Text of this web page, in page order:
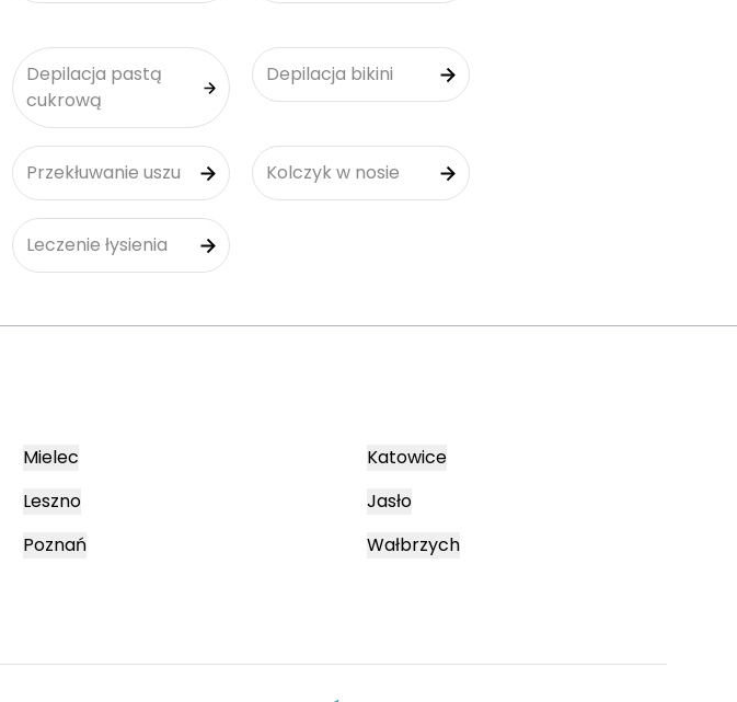
Depilacja pastą
cukrową
Depilacja bikini
Przekłuwanie uszu Kolczyk w nosie
Leczenie łysienia
Mielec
Leszno
Poznań
Katowice
Jasło
Wałbrzych